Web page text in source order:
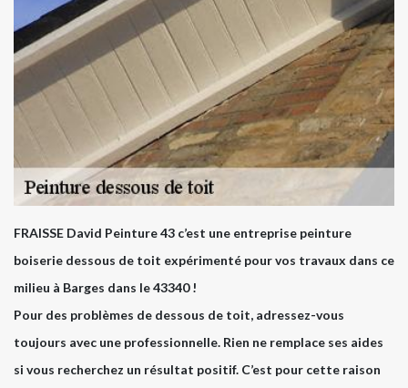
FRAISSE David Peinture 43 c’est une entreprise peinture
boiserie dessous de toit expérimenté pour vos travaux dans ce
milieu à Barges dans le 43340 !
Pour des problèmes de dessous de toit, adressez-vous
toujours avec une professionnelle. Rien ne remplace ses aides
si vous recherchez un résultat positif. C’est pour cette raison